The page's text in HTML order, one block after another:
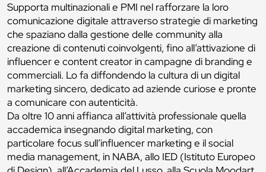
Supporta multinazionali e PMI nel rafforzare la loro
comunicazione digitale attraverso strategie di marketing
che spaziano dalla gestione delle community alla
creazione di contenuti coinvolgenti, fino all’attivazione di
influencer e content creator in campagne di branding e
commerciali. Lo fa diffondendo la cultura di un digital
marketing sincero, dedicato ad aziende curiose e pronte
a comunicare con autenticità.
Da oltre 10 anni affianca all’attività professionale quella
accademica insegnando digital marketing, con
particolare focus sull’influencer marketing e il social
media management, in NABA, allo IED (Istituto Europeo